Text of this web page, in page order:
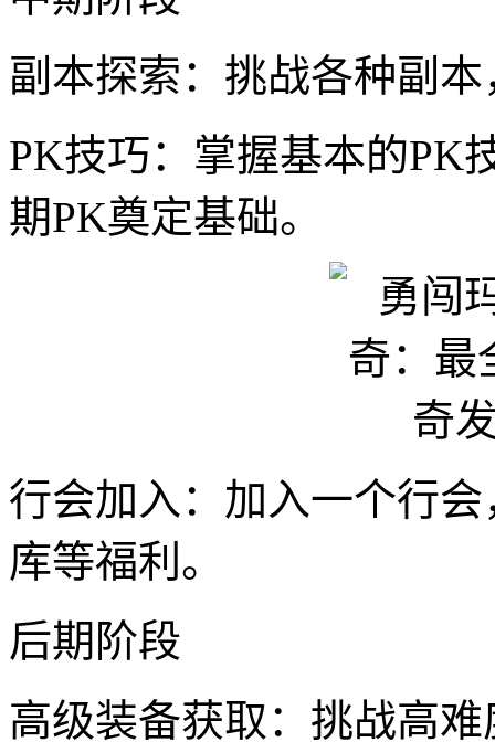
副本探索：挑战各种副
PK技巧：掌握基本的PK
期PK奠定基础。
行会加入：加入一个行
库等福利。
后期阶段
高级装备获取：挑战高